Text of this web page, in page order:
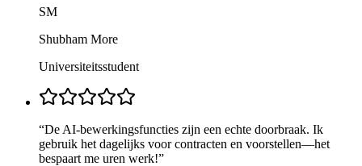
SM
Shubham More
Universiteitsstudent
“De AI-bewerkingsfuncties zijn een echte doorbraak. Ik
gebruik het dagelijks voor contracten en voorstellen—het
bespaart me uren werk!”